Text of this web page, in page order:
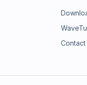
Contact